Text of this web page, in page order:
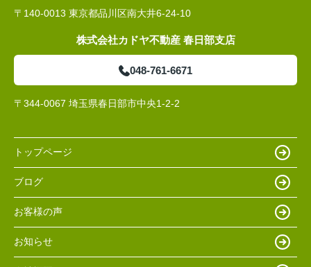
〒140-0013 東京都品川区南大井6-24-10
株式会社カドヤ不動産 春日部支店
048-761-6671
〒344-0067 埼玉県春日部市中央1-2-2
トップページ
ブログ
お客様の声
お知らせ